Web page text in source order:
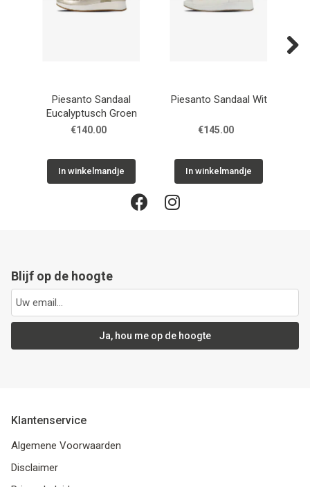
Piesanto Sandaal
Eucalyptusch Groen
€140.00
In winkelmandje
Piesanto Sandaal Wit
€145.00
In winkelmandje
Blijf op de hoogte
Ja, hou me op de hoogte
Klantenservice
Algemene Voorwaarden
Disclaimer